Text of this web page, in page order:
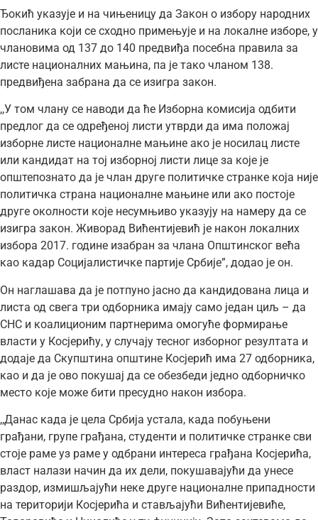
Ђокић указује и на чињеницу да Закон о избору народних
посланика који се сходно примењује и на локалне изборе, у
члановима од 137 до 140 предвиђа посебна правила за
листе националних мањина, па је тако чланом 138.
предвиђена забрана да се изигра закон.
,,У том члану се наводи да ће Изборна комисија одбити
предлог да се одређеној листи утврди да има положај
изборне листе националне мањине ако је носилац листе
или кандидат на тој изборној листи лице за које је
општепознато да је члан друге политичке странке која није
политичка страна националне мањине или ако постоје
друге околности које несумњиво указују на намеру да се
изигра закон. Живорад Вићентијевић је након локалних
избора 2017. године изабран за члана Општинског већа
као кадар Социјалистичке партије Србије”, додао је он.
Он наглашава да је потпуно јасно да кандидована лица и
листа од свега три одборника имају само један циљ – да
СНС и коалиционим партнерима омогуће формирање
власти у Косјерићу, у случају тесног изборног резултата и
додаје да Скупштина општине Косјерић има 27 одборника,
као и да је ово покушај да се обезбеди једно одборничко
место које може бити пресудно након избора.
,,Данас када је цела Србија устала, када побуњени
грађани, групе грађана, студенти и политичке странке сви
стоје раме уз раме у одбрани интереса грађана Косјерића,
власт налази начин да их дели, покушавајући да унесе
раздор, измишљајући неке друге националне припадности
на територији Косјерића и стављајући Вићентијевиће,